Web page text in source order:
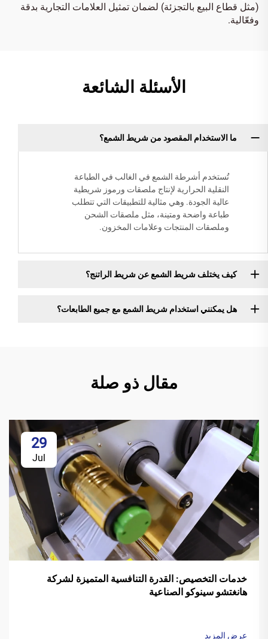
(مثل قطاع البيع بالتجزئة) لضمان تمثيل العلامات التجارية بدقة
وفعّالية.
الأسئلة الشائعة
ما الاستخدام المقصود من شريط الشمع؟
تُستخدم أشرطة الشمع في الغالب في الطباعة
النقلية الحرارية لإنتاج ملصقات ورموز شريطية
عالية الجودة. وهي مثالية للتطبيقات التي تتطلب
طباعة واضحة ومتينة، مثل ملصقات الشحن
وملصقات المنتجات وعلامات المخزون.
كيف يختلف شريط الشمع عن شريط الراتنج؟
هل يمكنني استخدام شريط الشمع مع جميع الطابعات؟
مقال ذو صلة
29
Jul
خدمات التخصيص: القدرة التنافسية المتميزة لشركة
هانغتشو سينوكو الصناعية
عرض المزيد